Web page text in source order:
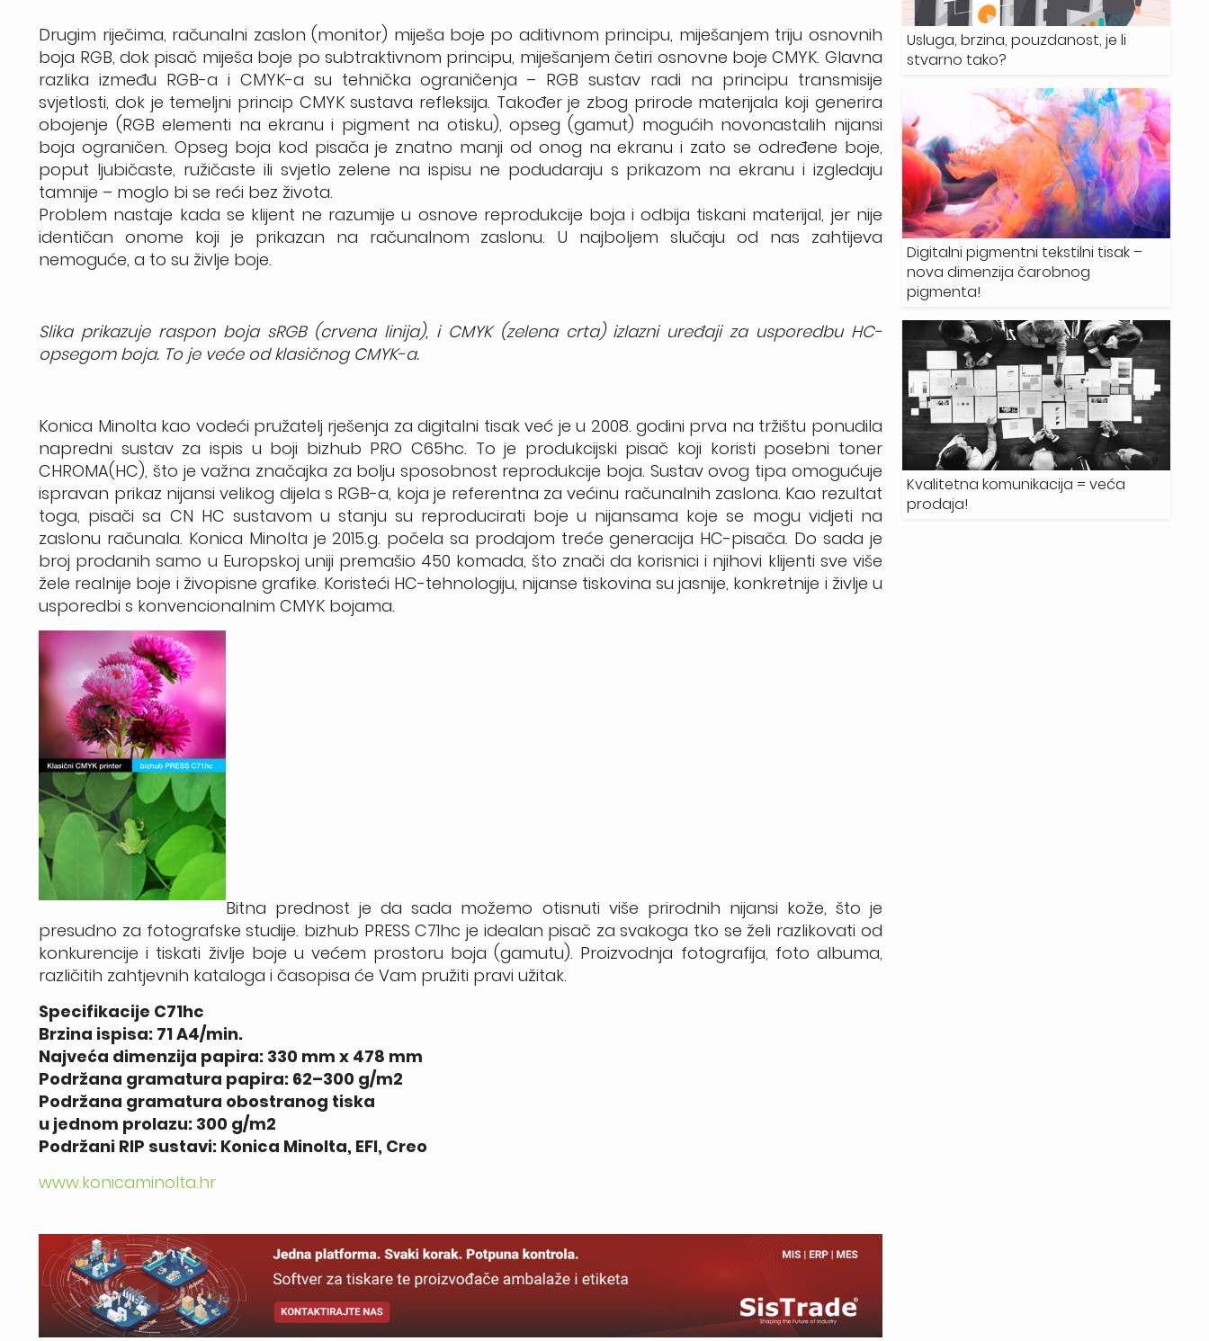
Drugim riječima, računalni zaslon (monitor) miješa boje po aditivnom principu, miješanjem triju osnovnih
boja RGB, dok pisač miješa boje po subtraktivnom principu, miješanjem četiri osnovne boje CMYK. Glavna
razlika između RGB-a i CMYK-a su tehnička ograničenja – RGB sustav radi na principu transmisije
svjetlosti, dok je temeljni princip CMYK sustava refleksija. Također je zbog prirode materijala koji generira
obojenje (RGB elementi na ekranu i pigment na otisku), opseg (gamut) mogućih novonastalih nijansi
boja ograničen. Opseg boja kod pisača je znatno manji od onog na ekranu i zato se određene boje,
poput ljubičaste, ružičaste ili svjetlo zelene na ispisu ne podudaraju s prikazom na ekranu i izgledaju
tamnije – moglo bi se reći bez života.
Problem nastaje kada se klijent ne razumije u osnove reprodukcije boja i odbija tiskani materijal, jer nije
identičan onome koji je prikazan na računalnom zaslonu. U najboljem slučaju od nas zahtijeva
nemoguće, a to su življe boje.
Slika prikazuje raspon boja sRGB (crvena linija), i CMYK (zelena crta) izlazni uređaji za usporedbu HC-
opsegom boja. To je veće od klasičnog CMYK-a.
Konica Minolta kao vodeći pružatelj rješenja za digitalni tisak već je u 2008. godini prva na tržištu ponudila
napredni sustav za ispis u boji bizhub PRO C65hc. To je produkcijski pisač koji koristi posebni toner
CHROMA(HC), što je važna značajka za bolju sposobnost reprodukcije boja. Sustav ovog tipa omogućuje
ispravan prikaz nijansi velikog dijela s RGB-a, koja je referentna za većinu računalnih zaslona. Kao rezultat
toga, pisači sa CN HC sustavom u stanju su reproducirati boje u nijansama koje se mogu vidjeti na
zaslonu računala. Konica Minolta je 2015.g. počela sa prodajom treće generacija HC-pisača. Do sada je
broj prodanih samo u Europskoj uniji premašio 450 komada, što znači da korisnici i njihovi klijenti sve više
žele realnije boje i živopisne grafike. Koristeći HC-tehnologiju, nijanse tiskovina su jasnije, konkretnije i življe u
usporedbi s konvencionalnim CMYK bojama.
Bitna prednost je da sada možemo otisnuti više prirodnih nijansi kože, što je
presudno za fotografske studije. bizhub PRESS C71hc je idealan pisač za svakoga tko se želi razlikovati od
konkurencije i tiskati življe boje u većem prostoru boja (gamutu). Proizvodnja fotografija, foto albuma,
različitih zahtjevnih kataloga i časopisa će Vam pružiti pravi užitak.
Specifikacije C71hc
Brzina ispisa: 71 A4/min.
Najveća dimenzija papira: 330 mm x 478 mm
Podržana gramatura papira: 62–300 g/m2
Podržana gramatura obostranog tiska
u jednom prolazu: 300 g/m2
Podržani RIP sustavi: Konica Minolta, EFI, Creo
www.konicaminolta.hr
Usluga, brzina, pouzdanost, je li
stvarno tako?
Digitalni pigmentni tekstilni tisak –
nova dimenzija čarobnog
pigmenta!
Kvalitetna komunikacija = veća
prodaja!